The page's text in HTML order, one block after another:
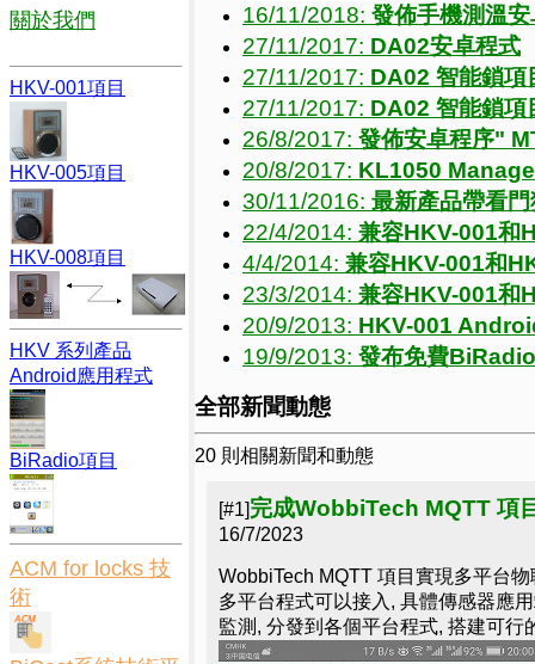
關於我們
HKV-001項目
HKV-005項目
HKV-008項目
HKV 系列產品
Android應用程式
BiRadio項目
ACM for locks 技
術
16/11/2018: 發佈手機測溫
27/11/2017: DA02安卓程式
27/11/2017: DA02 智能鎖項
27/11/2017: DA02 智能鎖項
26/8/2017: 發佈安卓程序"
20/8/2017: KL1050
30/11/2016: 最新產品帶看
22/4/2014: 兼容HKV-001和
4/4/2014: 兼容HKV-001和
23/3/2014: 兼容HKV-001和
20/9/2013: HKV-001
19/9/2013: 發布免費
全部新聞動態
20 則相關新聞和動態
[#1]完成WobbiTech MQTT 項
16/7/2023
WobbiTech MQTT 項目實現多平台
多平台程式可以接入, 具體傳感器應
監測, 分發到各個平台程式, 搭建可行